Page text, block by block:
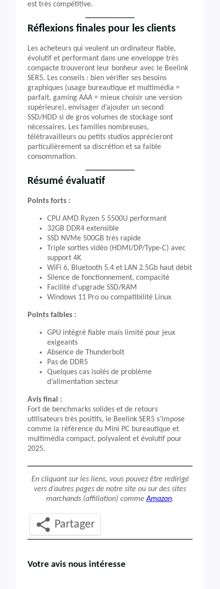
est très compétitive.
Réflexions finales pour les clients
Les acheteurs qui veulent un ordinateur fiable,
évolutif et performant dans une enveloppe très
compacte trouveront leur bonheur avec le Beelink
SER5. Les conseils : bien vérifier ses besoins
graphiques (usage bureautique et multimédia =
parfait, gaming AAA = mieux choisir une version
supérieure), envisager d’ajouter un second
SSD/HDD si de gros volumes de stockage sont
nécessaires. Les familles nombreuses,
télétravailleurs ou petits studios apprécieront
particulièrement sa discrétion et sa faible
consommation.
Résumé évaluatif
Points forts :
CPU AMD Ryzen 5 5500U performant
32GB DDR4 extensible
SSD NVMe 500GB très rapide
Triple sorties vidéo (HDMI/DP/Type-C) avec
support 4K
WiFi 6, Bluetooth 5.4 et LAN 2.5Gb haut débit
Silence de fonctionnement, compacité
Facilité d’upgrade SSD/RAM
Windows 11 Pro ou compatibilité Linux
Points faibles :
GPU intégré fiable mais limité pour jeux
exigeants
Absence de Thunderbolt
Pas de DDR5
Quelques cas isolés de problème
d’alimentation secteur
Avis final :
Fort de benchmarks solides et de retours
utilisateurs très positifs, le Beelink SER5 s’impose
comme la référence du Mini PC bureautique et
multimédia compact, polyvalent et évolutif pour
2025.
En cliquant sur les liens, vous pouvez être redirigé
vers d’autres pages de notre site ou sur des sites
marchands (affiliation) commeAmazon.
Partager
Votre avis nous intéresse